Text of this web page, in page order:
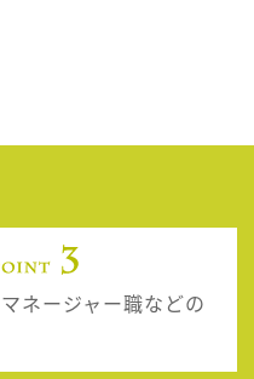
ネージャー職などの